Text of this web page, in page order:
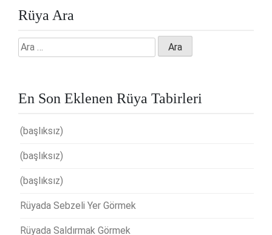
Rüya Ara
Arama:
En Son Eklenen Rüya Tabirleri
(başlıksız)
(başlıksız)
(başlıksız)
Rüyada Sebzeli Yer Görmek
Rüyada Saldırmak Görmek